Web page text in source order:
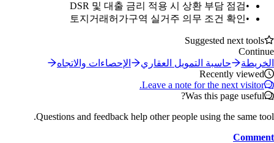
•
DSR 및 대출 금리 적용 시 상환 부담 점검
•
토지거래허가구역 실거주 의무 조건 확인
Suggested next tools
Continue
الخريطة
حاسبة التمويل العقاري
الإحصاءات والاتجاه
Recently viewed
Leave a note for the next visitor.
Was this page useful?
Questions and feedback help other people using the same tool.
Comment